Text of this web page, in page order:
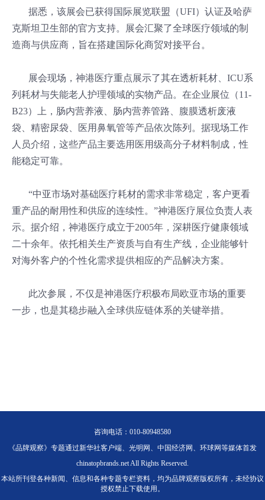
据悉，该展会已获得国际展览联盟（UFI）认证及哈萨
克斯坦卫生部的官方支持。展会汇聚了全球医疗领域的制
造商与供应商，旨在搭建国际化商贸对接平台。
展会现场，神港医疗重点展示了其在透析耗材、ICU系
列耗材与失能老人护理领域的实物产品。在企业展位（11-
B23）上，肠内营养液、肠内营养管路、腹膜透析废液
袋、精密尿袋、医用鼻氧管等产品依次陈列。据现场工作
人员介绍，这些产品主要选用医用级高分子材料制成，性
能稳定可靠。
“中亚市场对基础医疗耗材的需求非常稳定，客户更看
重产品的耐用性和供应的连续性。”神港医疗展位负责人表
示。据介绍，神港医疗成立于2005年，深耕医疗健康领域
二十余年。依托相关生产资质与自有生产线，企业能够针
对海外客户的个性化需求提供相应的产品解决方案。
此次参展，不仅是神港医疗积极布局欧亚市场的重要
一步，也是其稳步融入全球供应链体系的关键举措。
咨询电话：010-80948580
《品牌观察》专题通过新华社客户端、光明网、中国经济网、环球网等媒体首发
chinatopbrands.net All Rights Reserved.
本站所刊登各种新闻、信息和各种专题专栏资料，均为品牌观察版权所有，未经协议
授权禁止下载使用。